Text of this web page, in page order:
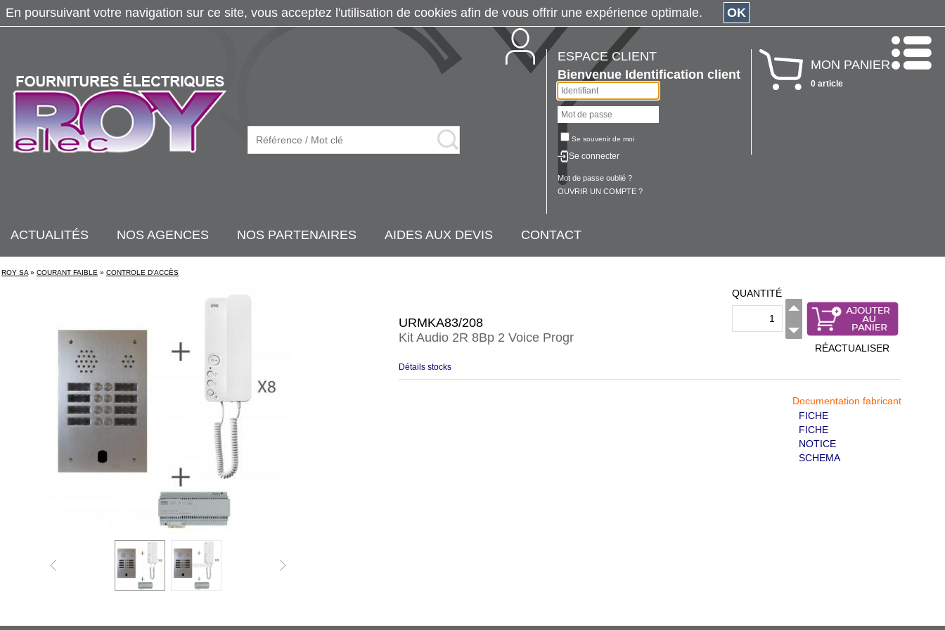
ESPACE CLIENT
Bienvenue Identification client
Se souvenir de moi
Se connecter
Mot de passe oublié ?
OUVRIR UN COMPTE ?
MON PANIER
0 article
ACTUALITÉS NOS AGENCES NOS PARTENAIRES AIDES AUX DEVIS CONTACT
ROY SA » COURANT FAIBLE » CONTROLE D'ACCÈS
URMKA83/208
Kit Audio 2R 8Bp 2 Voice Progr
QUANTITÉ
RÉACTUALISER
Détails stocks
Documentation fabricant
FICHE
FICHE
NOTICE
SCHEMA
En poursuivant votre navigation sur ce site, vous acceptez l'utilisation de cookies afin de vous offrir une expérience optimale. OK